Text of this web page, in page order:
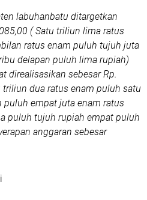
labuhanbatu ditargetkan
( Satu triliun lima ratus
ratus enam puluh tujuh juta
delapan puluh lima rupiah)
direalisasikan sebesar Rp.
dua ratus enam puluh satu
puluh empat juta enam ratus
puluh tujuh rupiah empat puluh
anggaran sebesar